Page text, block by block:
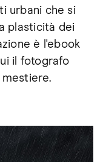
urbani che si
plasticità dei
è l'ebook
il fotografo